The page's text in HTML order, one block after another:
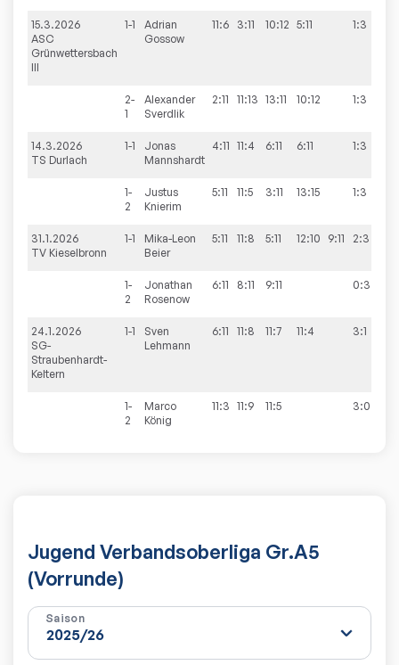
15.3.2026
ASC
Grünwettersbach
III
1-1
Adrian
Gossow
11:6 3:11 10:12 5:11 1:3
2-
1
Alexander
Sverdlik
2:11 11:13 13:11 10:12 1:3
14.3.2026
TS Durlach
1-1
Jonas
Mannshardt
4:11 11:4 6:11 6:11 1:3
1-
2
Justus
Knierim
5:11 11:5 3:11 13:15 1:3
31.1.2026
TV Kieselbronn
1-1
Mika-Leon
Beier
5:11 11:8 5:11 12:10 9:11 2:3
1-
2
Jonathan
Rosenow
6:11 8:11 9:11 0:3
24.1.2026
SG-
Straubenhardt-
Keltern
1-1
Sven
Lehmann
6:11 11:8 11:7 11:4 3:1
1-
2
Marco
König
11:3 11:9 11:5 3:0
Jugend Verbandsoberliga Gr.A5
(Vorrunde)
Saison